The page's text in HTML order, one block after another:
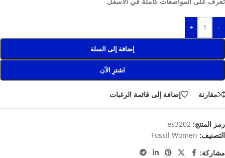
-
+
إضافة إلى السلة
اشترِ الآن
مقارنة إضافة إلى قائمة الرغبات
رمز المنتج: es3202
التصنيف: Fossil Women
مشاركة: